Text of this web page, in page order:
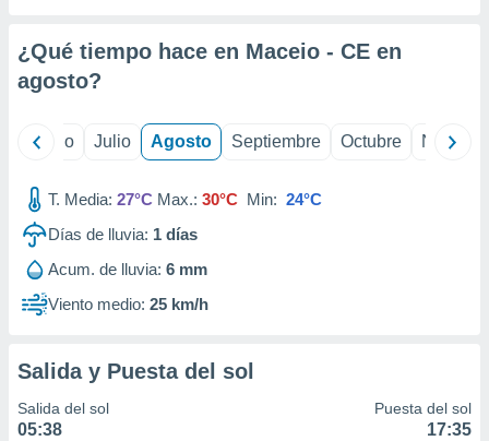
e
mediante
publicidad
publicidad
de
1199
¿Qué tiempo hace en Maceio - CE en
agosto?
Junio Julio Agosto Septiembre Octubre
T. Media: 27°C Max.: 30°C Min: 24°C
Días de lluvia: 1 días
Acum. de lluvia: 6 mm
Viento medio: 25 km/h
Salida y Puesta del sol
Salida del sol
05:38
Puesta del sol
17:35